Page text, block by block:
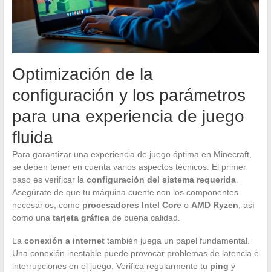
Optimización de la
configuración y los parámetros
para una experiencia de juego
fluida
Para garantizar una experiencia de juego óptima en Minecraft,
se deben tener en cuenta varios aspectos técnicos. El primer
paso es verificar la configuración del sistema requerida.
Asegúrate de que tu máquina cuente con los componentes
necesarios, como procesadores Intel Coreo AMD Ryzen, así
como una tarjeta gráficade buena calidad.
La conexión a internettambién juega un papel fundamental.
Una conexión inestable puede provocar problemas de latencia e
interrupciones en el juego. Verifica regularmente tu ping y